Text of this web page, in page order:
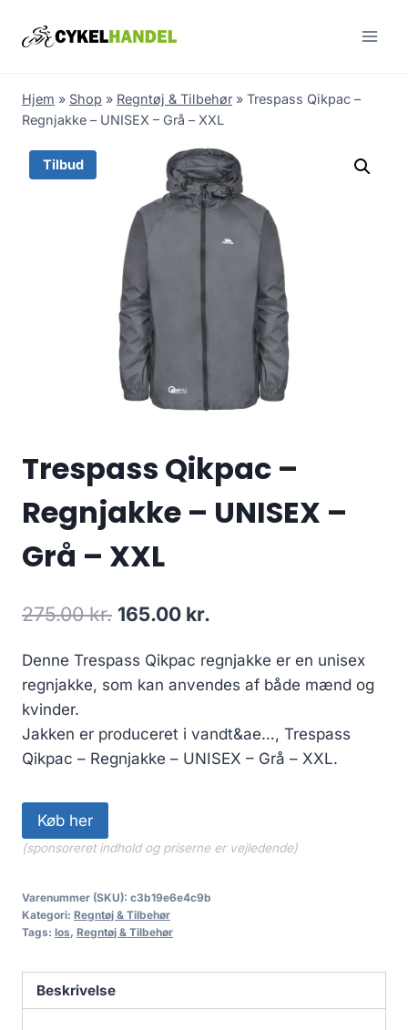
Hjem » Shop » Regntøj & Tilbehør » Trespass Qikpac –
Regnjakke – UNISEX – Grå – XXL
Tilbud
Trespass Qikpac –
Regnjakke – UNISEX –
Grå – XXL
275.00kr. Original
was:
165.00 kr.
is:
Denne Trespass Qikpac regnjakke er en unisex
regnjakke, som kan anvendes af både mænd og
kvinder.
Jakken er produceret i vandt&ae…, Trespass
Qikpac – Regnjakke – UNISEX – Grå – XXL.
Køb her
(sponsoreret indhold og priserne er vejledende)
Varenummer (SKU): c3b19e6e4c9b
Kategori: Regntøj & Tilbehør
Tags: los, Regntøj & Tilbehør
Beskrivelse